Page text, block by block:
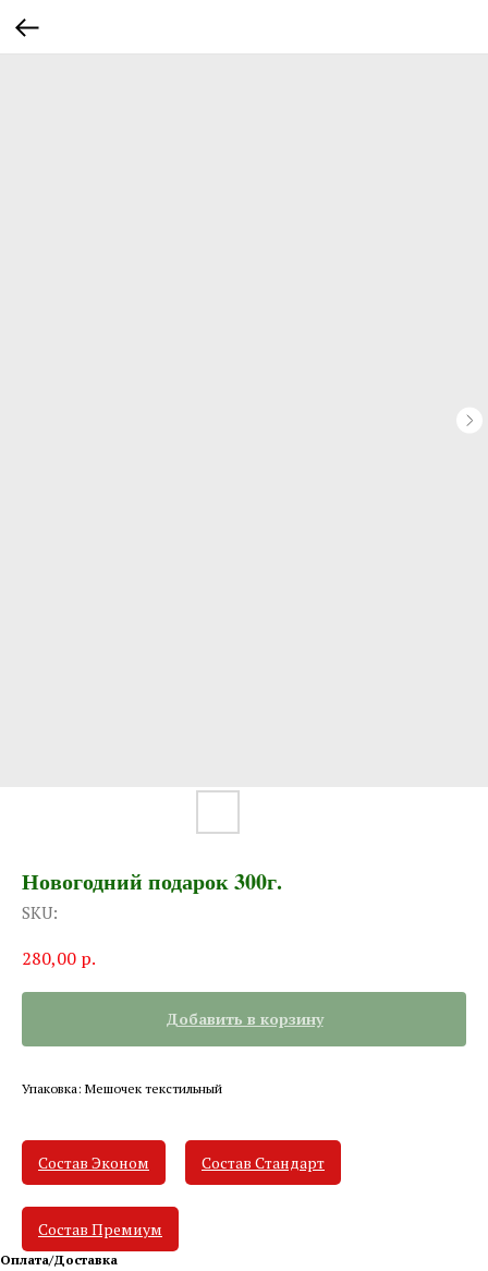
Новогодний подарок 300г.
SKU:
280,00 р.
Добавить в корзину
Упаковка: Мешочек текстильный
Состав Эконом Состав Стандарт
Состав Премиум
Оплата/Доставка